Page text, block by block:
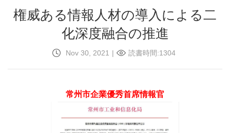
権威ある情報人材の導入による二
化深度融合の推進
Nov 30, 2021 | 読書時間:1304
常州市企業優秀首席情報官